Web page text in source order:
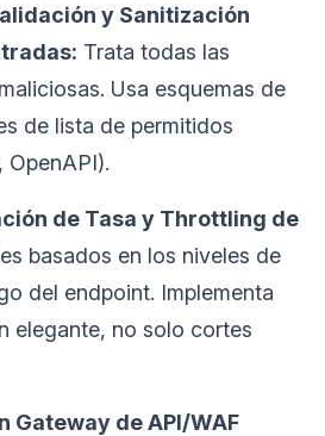
y Sanitización
Trata todas las
Usa esquemas de
de lista de permitidos
OpenAPI).
de Tasa y Throttling de
basados en los niveles de
del endpoint. Implementa
elegante, no solo cortes
Gateway de API/WAF